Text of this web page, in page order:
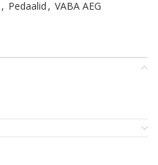
, Pedaalid , VABA AEG